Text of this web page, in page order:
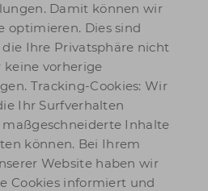
Damit können wir
optimieren. Dies sind
die Ihre Privatsphäre nicht
keine vorherige
Tracking-Cookies: Wir
Ihr Surfverhalten
Inhalte
können. Bei Ihrem
Website haben wir
Cookies informiert und